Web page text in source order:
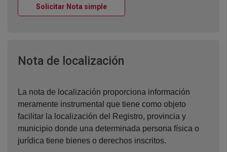
Solicitar Nota simpleVentana nueva
Nota de localización
La nota de localización proporciona información
meramente instrumental que tiene como objeto
facilitar la localización del Registro, provincia y
municipio donde una determinada persona física o
jurídica tiene bienes o derechos inscritos.